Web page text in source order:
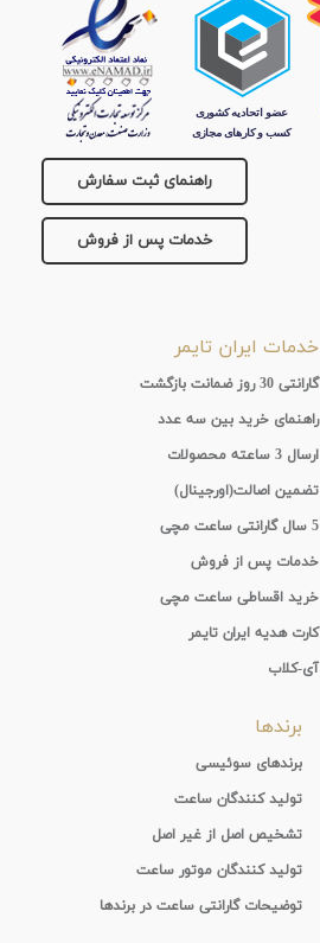
راهنمای ثبت سفارش
خدمات پس از فروش
خدمات ایران تایمر
گارانتی 30 روز ضمانت بازگشت
راهنمای خرید بین سه عدد
ارسال 3 ساعته محصولات
تضمین اصالت(اورجینال)
5 سال گارانتی ساعت مچی
خدمات پس از فروش
خرید اقساطی ساعت مچی
کارت هدیه ایران تایمر
آی-کلاب
برندها
برندهای سوئیسی
تولید کنندگان ساعت
تشخیص اصل از غیر اصل
تولید کنندگان موتور ساعت
توضیحات گارانتی ساعت در برندها